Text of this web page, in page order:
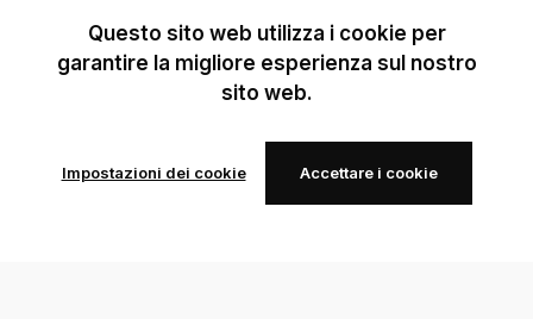
Questo sito web utilizza i cookie per
garantire la migliore esperienza sul nostro
sito web.
Impostazioni dei cookie Accettare i cookie